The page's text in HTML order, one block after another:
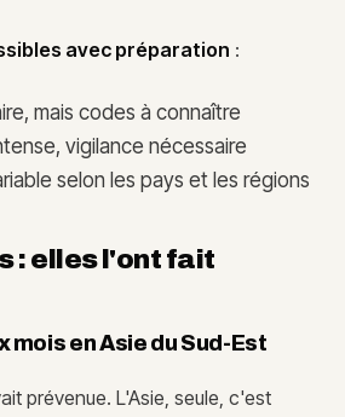
avec préparation :
mais codes à connaître
vigilance nécessaire
selon les pays et les régions
: elles l'ont fait
mois en Asie du Sud-Est
prévenue. L'Asie, seule, c'est